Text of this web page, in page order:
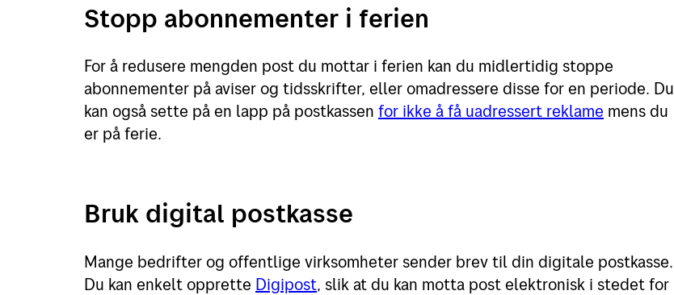
Stopp abonnementer i ferien
For å redusere mengden post du mottar i ferien kan du midlertidig stoppe
abonnementer på aviser og tidsskrifter, eller omadressere disse for en periode. Du
kan også sette på en lapp på postkassen for ikke å få uadressert reklame mens du
er på ferie.
Bruk digital postkasse
Mange bedrifter og offentlige virksomheter sender brev til din digitale postkasse.
Du kan enkelt opprette Digipost, slik at du kan motta post elektronisk i stedet for